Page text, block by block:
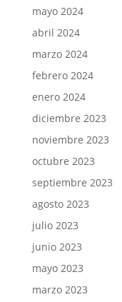
mayo 2024
abril 2024
marzo 2024
febrero 2024
enero 2024
diciembre 2023
noviembre 2023
octubre 2023
septiembre 2023
agosto 2023
julio 2023
junio 2023
mayo 2023
marzo 2023